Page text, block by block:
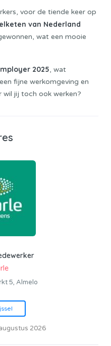
voor de tiende keer op
van Nederland
wat een mooie
2025, wat
fijne werkomgeving en
wil jij toch ook werken?
5, Almelo
2026